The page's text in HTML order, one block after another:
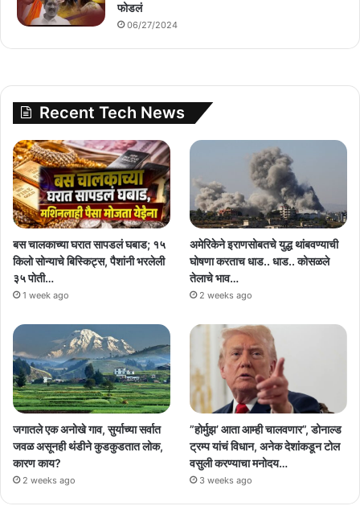
फोडलं
06/27/2024
Recent Tech News
बस चालकाच्या घरात सापडलं घबाड; १५
किलो सोन्याचे बिस्किट्स, पैशांनी भरलेली
३५ पोती…
1 week ago
अमेरिकेने इराणसोबतचे युद्ध थांबवण्याची
घोषणा करताच धाड.. धाड.. कोसळले
तेलाचे भाव…
2 weeks ago
जगातले एक अनोखे गाव, सुर्याच्या सर्वात
जवळ असूनही थंडीने कुडकुडतात लोक,
कारण काय?
2 weeks ago
”होर्मुझ’ आता आम्ही चालवणार”, डोनाल्ड
ट्रम्प यांचं विधान, अनेक देशांकडून टोल
वसुली करण्याचा मनोदय…
3 weeks ago